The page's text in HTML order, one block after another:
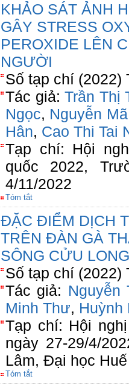
KHẢO SÁT ẢNH
GÂY STRESS
PEROXIDE LÊN
NGƯỜI
Số tạp chí (2022)
Tác giả: Trần Thị
Ngọc, Nguyễn
Hân, Cao Thi Tai
Tạp chí: Hội
quốc 2022,
4/11/2022
Tóm tắt
ĐẶC ĐIỂM DỊCH
TRÊN ĐÀN GÀ
SÔNG CỬU LONG
Số tạp chí (2022)
Tác giả: Nguyễn
Minh Thư, Huỳnh
Tạp chí: Hội
ngày 27-29/4/
Lâm, Đại học Huế
Tóm tắt